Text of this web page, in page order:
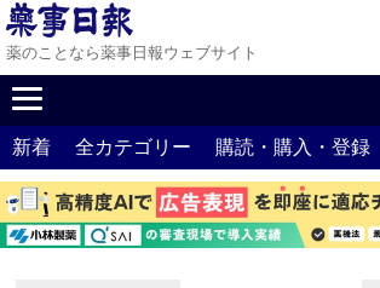
薬のことなら薬事日報ウェブサイト
新着 全カテゴリー 購読・購入・登録